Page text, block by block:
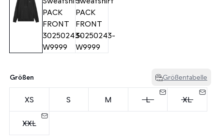
Größen Größentabelle
XS S M L XL
XXL